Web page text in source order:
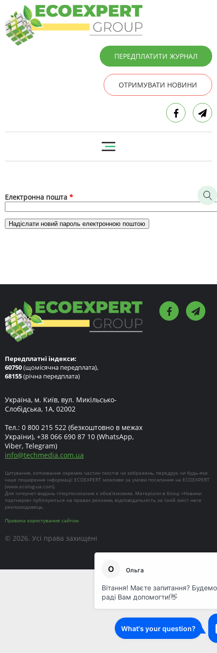
ПЕРЕДПЛАТИТИ ЖУРНАЛ
ОТРИМУВАТИ НОВИНИ
Електронна пошта *
Передплатні індекси:
60750(щомісячна передплата),
68155(річна передплата)
Україна, м. Київ, вул. Микільсько-
Слобідська, 1А, 02002
Тел.: 0 800 215 522 (безкоштовно в межах
України), +38 066 690 87 10 (WhatsApp,
Viber, Telegram)
info@techmedia.com.ua
Цитування, копіювання окремих частин текстів чи зображень, передрук чи будь-яке
інше поширення інформації ECOEXPERT можливе за умови посилання на ECOEXPERT
(www.ecolog-ua.com).
Для інтернет-видань гіперпосилання є обов'язковим. Матеріали в блоці «Новини
партнерів» публікуються на правах реклами, відповідальність за їхній зміст несе
рекламодавець.
Правила користування сайтом
© 2026. Усі права захищені